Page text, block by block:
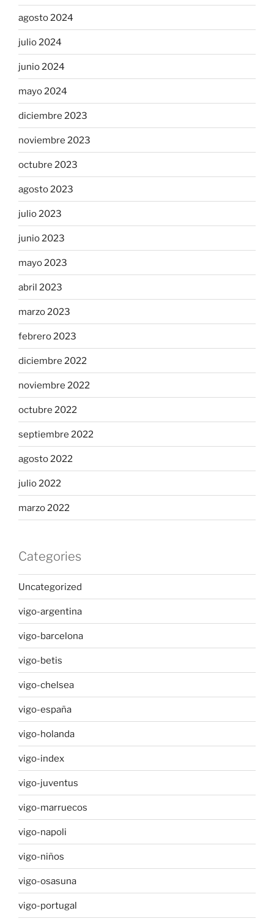
agosto 2024
julio 2024
junio 2024
mayo 2024
diciembre 2023
noviembre 2023
octubre 2023
agosto 2023
julio 2023
junio 2023
mayo 2023
abril 2023
marzo 2023
febrero 2023
diciembre 2022
noviembre 2022
octubre 2022
septiembre 2022
agosto 2022
julio 2022
marzo 2022
Categories
Uncategorized
vigo-argentina
vigo-barcelona
vigo-betis
vigo-chelsea
vigo-españa
vigo-holanda
vigo-index
vigo-juventus
vigo-marruecos
vigo-napoli
vigo-niños
vigo-osasuna
vigo-portugal